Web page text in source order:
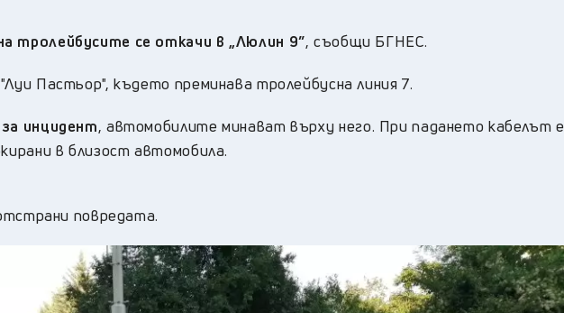
тролейбусите се откачи в „Люлин 9”, съобщи БГНЕС.
Пастьор", където преминава тролейбусна линия 7.
инцидент, автомобилите минават върху него. При падането кабелът е
в близост автомобила.
повредата.